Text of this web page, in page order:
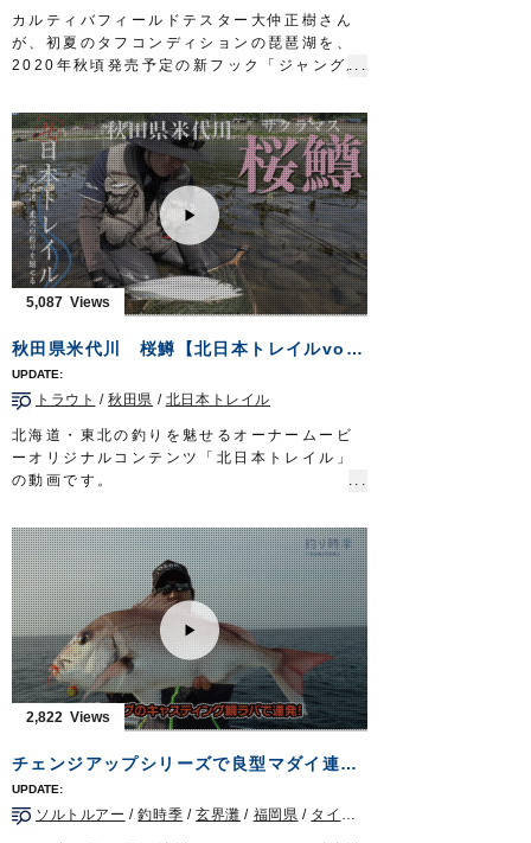
カルティバフィールドテスター大仲正樹さん
が、初夏のタフコンディションの琵琶湖を、
2020年秋頃発売予定の新フック「ジャングル
します。
■使用フック
ジャングルワッキーガード（2020年秋頃発売
予定）
OWNERMOVIEhttp://ownertv.jp/
オーナーばりwebsite
http://www.owner.co.jp
5,087
秋田県米代川 桜鱒【北日本トレイルvol.1】
トラウト /秋田県 / 北日本トレイル
北海道・東北の釣りを魅せるオーナームービ
ーオリジナルコンテンツ「北日本トレイル」
の動画です。
つカルティバフィールドテスター佐藤文紀さ
んが、秋田県を流れる大河・米代川でサクラ
マスを狙います。
■使用アイテム
STX-38ZN
STX-45ZN
OWNERMOVIEhttp://ownertv.jp/
オーナーばりwebsite
http://www.owner.co.jp
2,822
チェンジアップシリーズで良型マダイ連発！玄界灘タイラバゲーム！
ソルトルアー /釣時季 /玄界灘 / 福岡県 / タイラバ